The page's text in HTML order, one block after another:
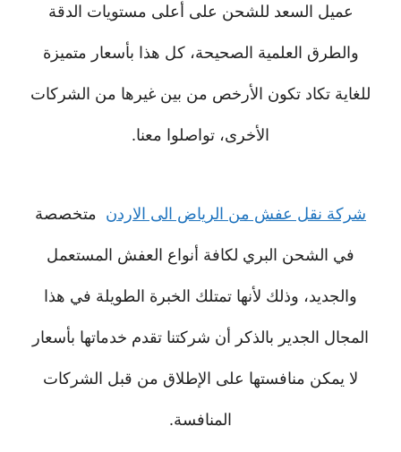
عميل السعد للشحن على أعلى مستويات الدقة
والطرق العلمية الصحيحة، كل هذا بأسعار متميزة
للغاية تكاد تكون الأرخص من بين غيرها من الشركات
الأخرى، تواصلوا معنا.
شركة نقل عفش من الرياض الى الاردن متخصصة
في الشحن البري لكافة أنواع العفش المستعمل
والجديد، وذلك لأنها تمتلك الخبرة الطويلة في هذا
المجال الجدير بالذكر أن شركتنا تقدم خدماتها بأسعار
لا يمكن منافستها على الإطلاق من قبل الشركات
المنافسة.